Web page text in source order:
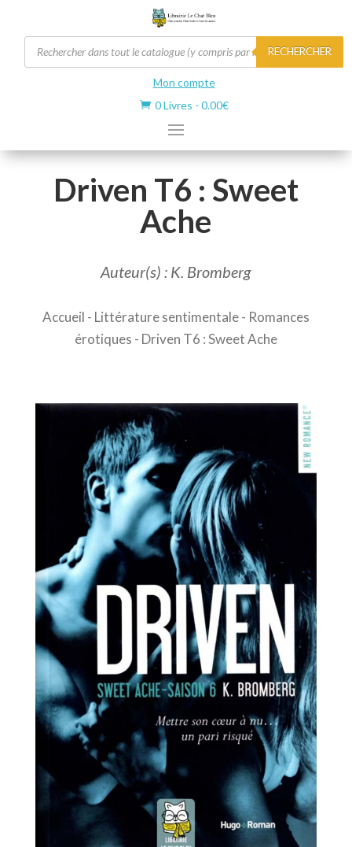
Recherche
de
produits
RECHERCHER
Mon compte
 0 Livres - 0.00€
Driven T6 : Sweet
Ache
Auteur(s) : K. Bromberg
Accueil - Littérature sentimentale- Romances
érotiques - Driven T6 : Sweet Ache